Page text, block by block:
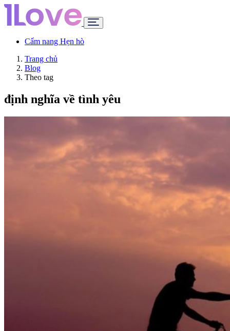
Cẩm nang Hẹn hò
Trang chủ
Blog
Theo tag
định nghĩa về tình yêu